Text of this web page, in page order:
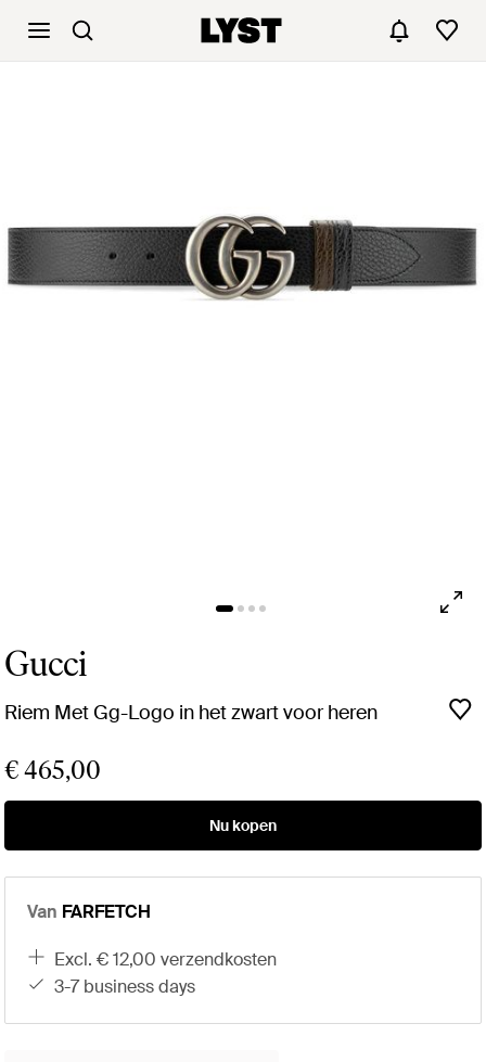
Gucci
Riem Met Gg-Logo in het zwart voor heren
€ 465,00
Nu kopen
Van FARFETCH
excl. € 12,00 verzendkosten
3-7 business days